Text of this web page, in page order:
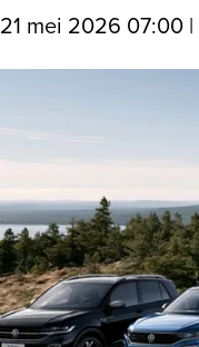
21 mei 2026 07:00 |